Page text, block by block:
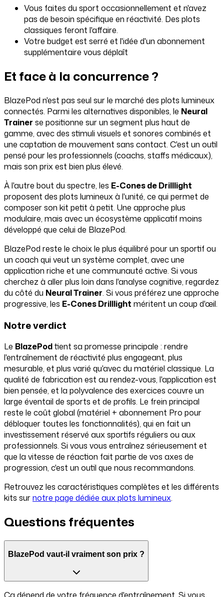
Vous faites du sport occasionnellement et n'avez
pas de besoin spécifique en réactivité. Des plots
classiques feront l'affaire.
Votre budget est serré et l'idée d'un abonnement
supplémentaire vous déplaît
Et face à la concurrence ?
BlazePod n'est pas seul sur le marché des plots lumineux
connectés. Parmi les alternatives disponibles, le Neural
Trainer se positionne sur un segment plus haut de
gamme, avec des stimuli visuels et sonores combinés et
une captation de mouvement sans contact. C'est un outil
pensé pour les professionnels (coachs, staffs médicaux),
mais son prix est bien plus élevé.
À l'autre bout du spectre, les E-Cones de Drilllight
proposent des plots lumineux à l'unité, ce qui permet de
composer son kit petit à petit. Une approche plus
modulaire, mais avec un écosystème applicatif moins
développé que celui de BlazePod.
BlazePod reste le choix le plus équilibré pour un sportif ou
un coach qui veut un système complet, avec une
application riche et une communauté active. Si vous
cherchez à aller plus loin dans l'analyse cognitive, regardez
du côté du Neural Trainer. Si vous préférez une approche
progressive, les E-Cones Drilllight méritent un coup d'œil.
Notre verdict
Le BlazePodtient sa promesse principale : rendre
l'entraînement de réactivité plus engageant, plus
mesurable, et plus varié qu'avec du matériel classique. La
qualité de fabrication est au rendez-vous, l'application est
bien pensée, et la polyvalence des exercices couvre un
large éventail de sports et de profils. Le frein principal
reste le coût global (matériel + abonnement Pro pour
débloquer toutes les fonctionnalités), qui en fait un
investissement réservé aux sportifs réguliers ou aux
professionnels. Si vous vous entraînez sérieusement et
que la vitesse de réaction fait partie de vos axes de
progression, c'est un outil que nous recommandons.
Retrouvez les caractéristiques complètes et les différents
kits surnotre page dédiée aux plots lumineux.
Questions fréquentes
BlazePod vaut-il vraiment son prix ?